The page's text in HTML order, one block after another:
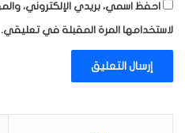
احفظ اسمي، بريدي الإلكتروني،
لاستخدامها المرة المقبلة في تعليقي.